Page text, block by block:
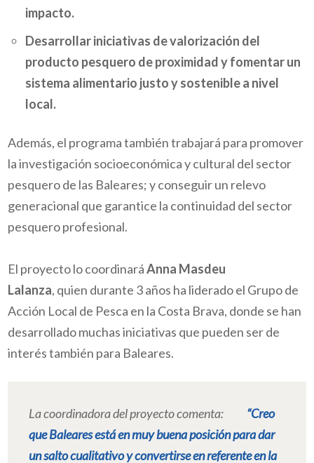
impacto.
Desarrollar iniciativas de valorización del
producto pesquero de proximidad y fomentar un
sistema alimentario justo y sostenible a nivel
local.
Además, el programa también trabajará para promover
la investigación socioeconómica y cultural del sector
pesquero de las Baleares; y conseguir un relevo
generacional que garantice la continuidad del sector
pesquero profesional.
El proyecto lo coordinaráAnna Masdeu
Lalanza, quien durante 3 años ha liderado el Grupo de
Acción Local de Pesca en la Costa Brava, donde se han
desarrollado muchas iniciativas que pueden ser de
interés también para Baleares.
La coordinadora del proyecto comenta:
“Creo
que Baleares está en muy buena posición para dar
un salto cualitativo y convertirse en referente en la